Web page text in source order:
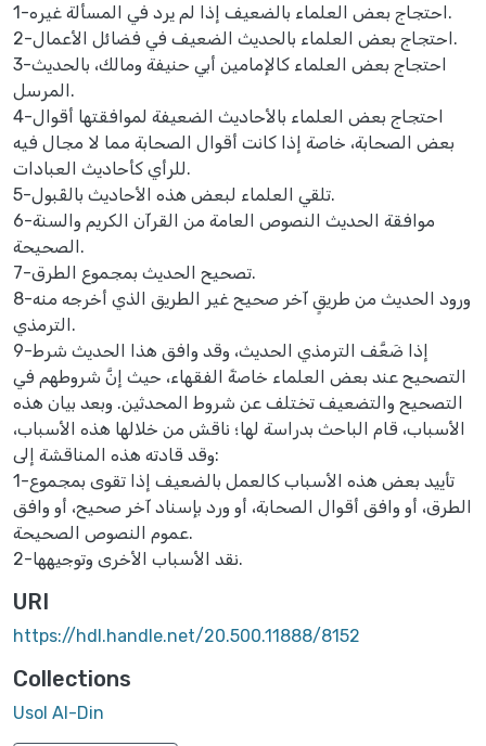
1-احتجاج بعض العلماء بالضعيف إذا لم يرد في المسألة غيره.
2-احتجاج بعض العلماء بالحديث الضعيف في فضائل الأعمال.
3-احتجاج بعض العلماء كالإمامين أبي حنيفة ومالك، بالحديث
المرسل.
4-احتجاج بعض العلماء بالأحاديث الضعيفة لموافقتها أقوال
بعض الصحابة، خاصة إذا كانت أقوال الصحابة مما لا مجال فيه
للرأي كأحاديث العبادات.
5-تلقي العلماء لبعض هذه الأحاديث بالقَبول.
6-موافقة الحديث النصوص العامة من القرآن الكريم والسنة
الصحيحة.
7-تصحيح الحديث بمجموع الطرق.
8-ورود الحديث من طريقٍ آخر صحيح غير الطريق الذي أخرجه منه
الترمذي.
9-إذا ضَعَّف الترمذي الحديث، وقد وافق هذا الحديث شرط
التصحيح عند بعض العلماء خاصةً الفقهاء، حيث إنَّ شروطهم في
التصحيح والتضعيف تختلف عن شروط المحدثين. وبعد بيان هذه
الأسباب، قام الباحث بدراسة لها؛ ناقش من خلالها هذه الأسباب،
وقد قادته هذه المناقشة إلى:
1-تأييد بعض هذه الأسباب كالعمل بالضعيف إذا تقوى بمجموع
الطرق، أو وافق أقوال الصحابة، أو ورد بإسناد آخر صحيح، أو وافق
عموم النصوص الصحيحة.
2-نقد الأسباب الأخرى وتوجيهها.
URI
https://hdl.handle.net/20.500.11888/8152
Collections
Usol Al-Din